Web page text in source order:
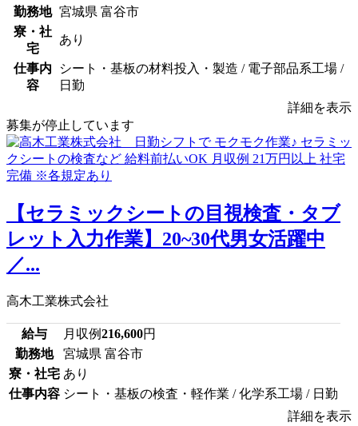
勤務地 宮城県 富谷市
寮・社
宅
あり
仕事内
容
シート・基板の材料投入・製造 / 電子部品系工場 /
日勤
詳細を表示
募集が停止しています
【セラミックシートの目視検査・タブ
レット入力作業】20~30代男女活躍中
／...
高木工業株式会社
給与 月収例216,600円
勤務地
宮城県 富谷市
寮・社宅 あり
仕事内容 シート・基板の検査・軽作業 / 化学系工場 / 日勤
詳細を表示